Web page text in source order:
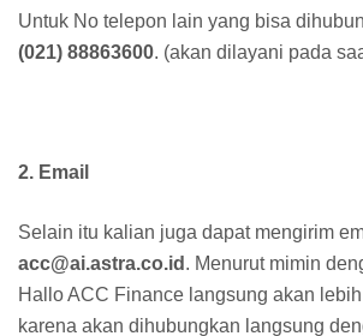
Untuk No telepon lain yang bisa
(021) 88863600. (akan dilayani pada
2. Email
Selain itu kalian juga dapat mengirim
acc@ai.astra.co.id . Menurut mimin
Hallo ACC Finance langsung akan
karena akan dihubungkan langsung